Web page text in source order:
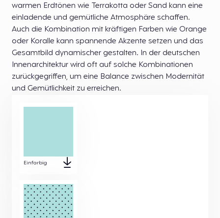
warmen Erdtönen wie Terrakotta oder Sand kann eine
einladende und gemütliche Atmosphäre schaffen.
Auch die Kombination mit kräftigen Farben wie Orange
oder Koralle kann spannende Akzente setzen und das
Gesamtbild dynamischer gestalten. In der deutschen
Innenarchitektur wird oft auf solche Kombinationen
zurückgegriffen, um eine Balance zwischen Modernität
und Gemütlichkeit zu erreichen.
Einfarbig